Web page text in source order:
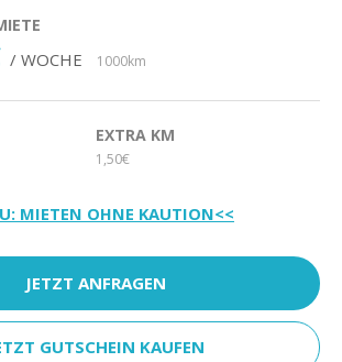
/ WOCHE 1000km
EXTRA KM
1,50€
MIETEN OHNE KAUTION<<
JETZT ANFRAGEN
GUTSCHEIN KAUFEN